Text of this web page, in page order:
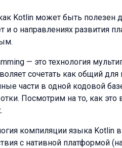
Kotlin может быть полезен
и о направлениях развития
— это технология
сочетать как общий
части в одной кодовой
Посмотрим на то, как
компиляции языка
с нативной платформой